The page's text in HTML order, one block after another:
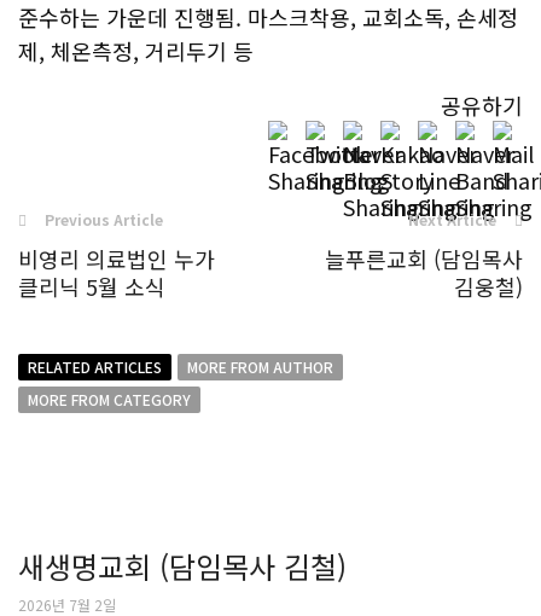
준수하는 가운데 진행됨. 마스크착용, 교회소독, 손세정
제, 체온측정, 거리두기 등
공유하기
Previous Article
비영리 의료법인 누가
클리닉 5월 소식
Next Article
늘푸른교회 (담임목사
김웅철)
RELATED ARTICLES
MORE FROM AUTHOR
MORE FROM CATEGORY
새생명교회 (담임목사 김철)
2026년 7월 2일